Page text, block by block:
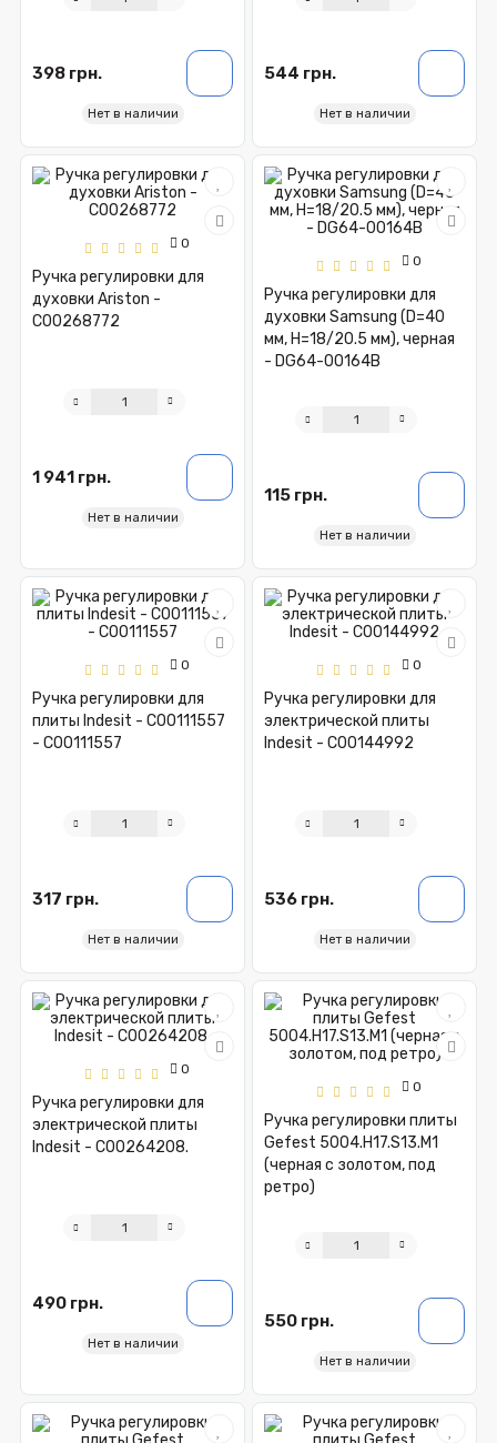
398 грн.
Нет в наличии
544 грн.
Нет в наличии
0
Ручка регулировки для
духовки Ariston -
C00268772
1 941 грн.
Нет в наличии
0
Ручка регулировки для
духовки Samsung (D=40
мм, H=18/20.5 мм), черная
- DG64-00164B
115 грн.
Нет в наличии
0
Ручка регулировки для
плиты Indesit - C00111557
- C00111557
317 грн.
Нет в наличии
0
Ручка регулировки для
электрической плиты
Indesit - C00144992
536 грн.
Нет в наличии
0
Ручка регулировки для
электрической плиты
Indesit - C00264208.
490 грн.
Нет в наличии
0
Ручка регулировки плиты
Gefest 5004.H17.S13.M1
(черная с золотом, под
ретро)
550 грн.
Нет в наличии